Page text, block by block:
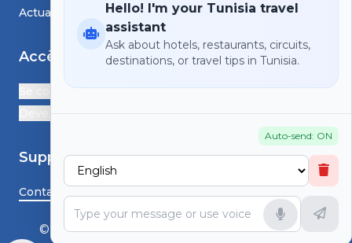
Hello! I'm your Tunisia travel
assistant
Ask about hotels, restaurants, circuits,
destinations, or travel tips in Tunisia.
Auto-send: ON
Actualités et blogs
Accès
Se connecter
Support
Contactez-nous
© HS TunisiaGoTravel - Tous droits réservés.